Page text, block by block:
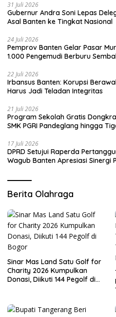
31 Juli 2026
Gubernur Andra Soni Lepas
Asal Banten ke Tingkat Nasional
24 Juli 2026
Pemprov Banten Gelar Pasar
1.000 Pengemudi Berburu
22 Juli 2026
Irbansus Banten: Korupsi
Harus Jadi Teladan Integritas
21 Juli 2026
Program Sekolah Gratis
SMK PGRI Pandeglang hingga
17 Juli 2026
DPRD Setujui Raperda
Wagub Banten Apresiasi Sinergi
Berita Olahraga
Sinar Mas Land Satu Golf for
Charity 2026 Kumpulkan
Donasi, Diikuti 144 Pegolf di